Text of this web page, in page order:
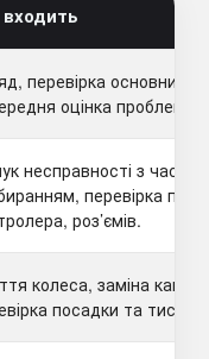
перевірка основних
оцінка проблеми.
несправності з
перевірка
роз’ємів.
колеса, заміна
посадки та тиску.